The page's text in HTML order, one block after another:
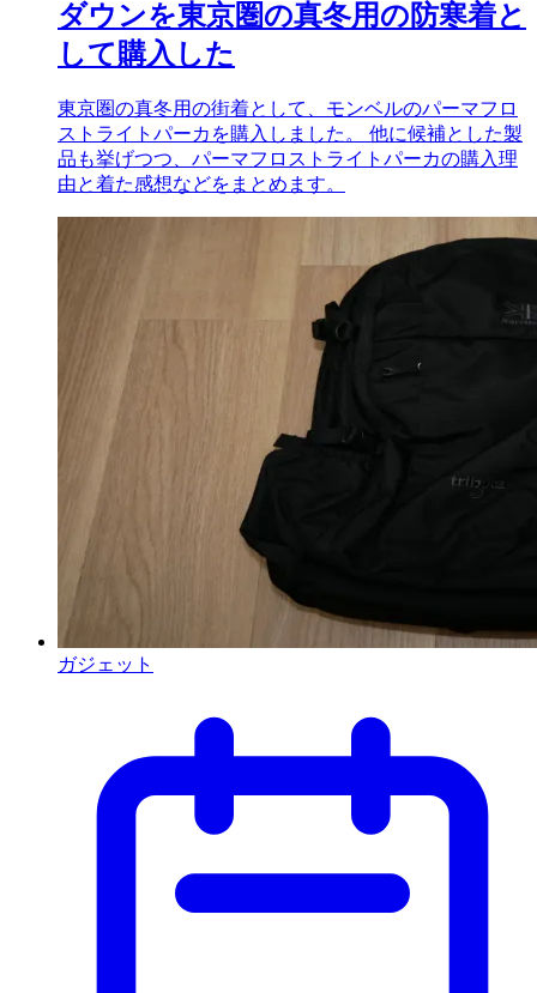
ダウンを東京圏の真冬用の防寒着と
して購入した
東京圏の真冬用の街着として、モンベルのパーマフロ
ストライトパーカを購入しました。 他に候補とした製
品も挙げつつ、パーマフロストライトパーカの購入理
由と着た感想などをまとめます。
ガジェット